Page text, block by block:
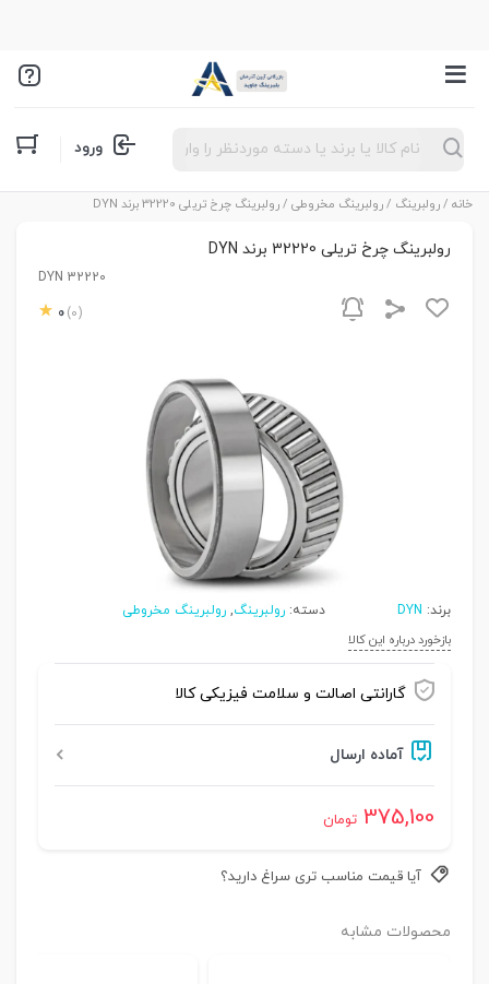
Products
search ورود
خانه /رولبرینگ /رولبرینگ مخروطی / رولبرینگ چرخ تریلی 32220 برند DYN
رولبرینگ چرخ تریلی 32220 برند DYN
DYN 32220
0 (0)
برند: DYN دسته:رولبرینگ,رولبرینگ مخروطی
بازخورد درباره این کالا
گارانتی اصالت و سلامت فیزیکی کالا
آماده ارسال
375,100 تومان
آیا قیمت مناسب تری سراغ دارید؟
محصولات مشابه